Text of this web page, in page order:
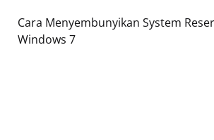
Cara Menyembunyikan System
Windows 7